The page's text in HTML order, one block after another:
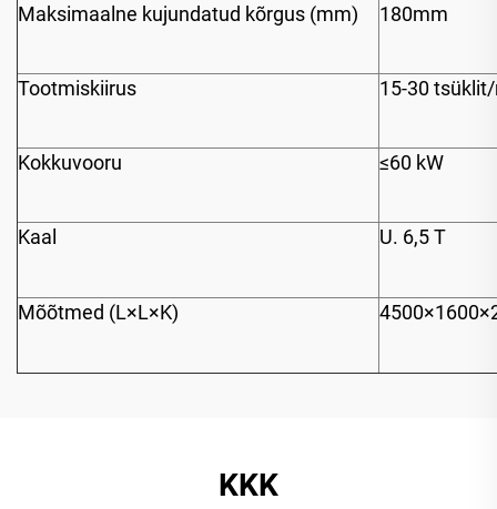
Maksimaalne kujundatud kõrgus (mm) 180mm
Tootmiskiirus 15-30
Kokkuvooru ≤60 kW
Kaal U. 6,5 T
Mõõtmed (L×L×K)
KKK